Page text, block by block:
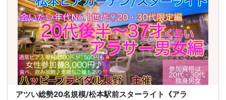
アツい総勢20名規模/松本駅前スターライト《アラ